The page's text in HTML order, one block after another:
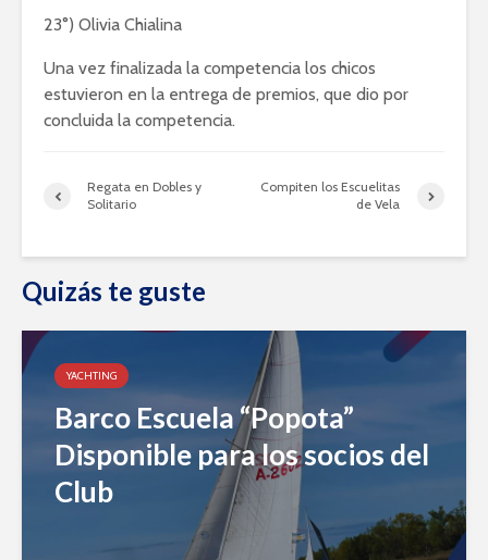
23°) Olivia Chialina
Una vez finalizada la competencia los chicos
estuvieron en la entrega de premios, que dio por
concluida la competencia.
Regata en Dobles y
Solitario
Compiten los Escuelitas
de Vela
Quizás te guste
YACHTING
Barco Escuela “Popota”
Disponible para los socios del
Club